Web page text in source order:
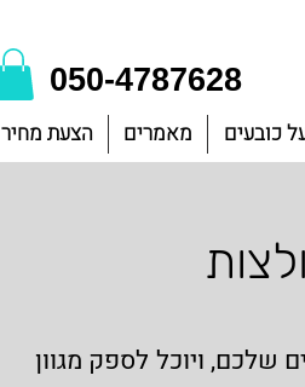
050-4787628
כובעים מאמרים הצעת מחיר
ויוכל לספק מגוון